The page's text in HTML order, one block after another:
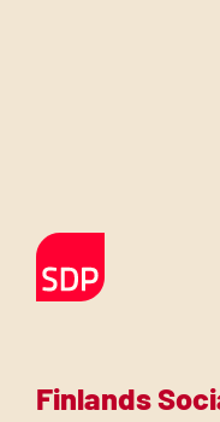
Till förstasidan
Finlands